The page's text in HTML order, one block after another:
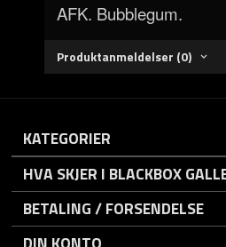
AFK. Bubblegum.
Produktanmeldelser (0)
KATEGORIER
HVA SKJER I BLACKBOX
BETALING / FORSENDELSE